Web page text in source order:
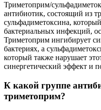
Триметоприм/
антибиотик, состоящий из
сульфадиметоксина,
бактериальных инфекций,
Триметоприм ингибирует
бактериях, а
который также нарушает
синергетический эффект и
К какой группе
триметоприм?